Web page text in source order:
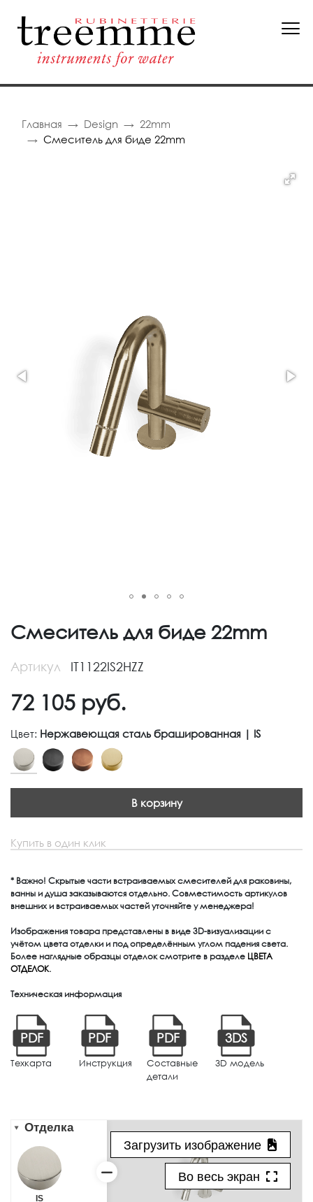
Главная Design
22mm
Смеситель для биде 22mm
Смеситель для биде 22mm
Артикул IT1122IS2HZZ
72 105 руб.
Цвет: Нержавеющая сталь брашированная | IS
В корзину
Купить в один клик
* Важно! Скрытые части встраиваемых смесителей для раковины,
ванны и душа заказываются отдельно. Совместимость артикулов
внешних и встраиваемых частей уточняйте у менеджера!
Изображения товара представлены в виде 3D-визуализации с
учётом цвета отделки и под определённым углом падения света.
Более наглядные образцы отделок смотрите в разделе ЦВЕТА
ОТДЕЛОК.
Техническая информация
PDF
Техкарта
PDF
Инструкция
PDF
Составные
детали
3DS
3D модель